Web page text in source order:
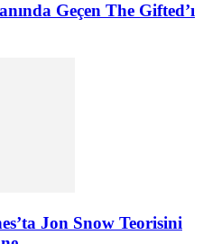
Geçen The Gifted’ı
Jon Snow Teorisini